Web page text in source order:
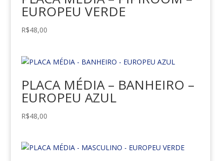
EUROPEU VERDE
R$48,00
PLACA MÉDIA – BANHEIRO –
EUROPEU AZUL
R$48,00